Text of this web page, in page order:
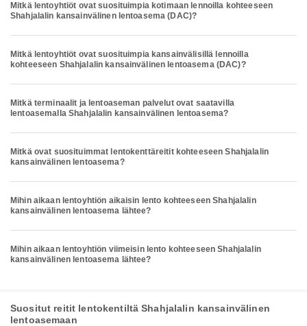
Mitkä lentoyhtiöt ovat suosituimpia kotimaan lennoilla kohteeseen
Shahjalalin kansainvälinen lentoasema (DAC)?
Mitkä lentoyhtiöt ovat suosituimpia kansainvälisillä lennoilla
kohteeseen Shahjalalin kansainvälinen lentoasema (DAC)?
Mitkä terminaalit ja lentoaseman palvelut ovat saatavilla
lentoasemalla Shahjalalin kansainvälinen lentoasema?
Mitkä ovat suosituimmat lentokenttäreitit kohteeseen Shahjalalin
kansainvälinen lentoasema?
Mihin aikaan lentoyhtiön aikaisin lento kohteeseen Shahjalalin
kansainvälinen lentoasema lähtee?
Mihin aikaan lentoyhtiön viimeisin lento kohteeseen Shahjalalin
kansainvälinen lentoasema lähtee?
Suositut reitit lentokentiltä Shahjalalin kansainvälinen
lentoasemaan